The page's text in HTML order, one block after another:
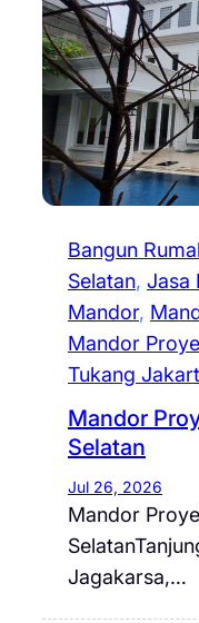
Bangun
Selatan, Jasa
Mandor,
Mandor
Tukang
Mandor
Selatan
Jul 26, 2026
Mandor
Jagakarsa,…